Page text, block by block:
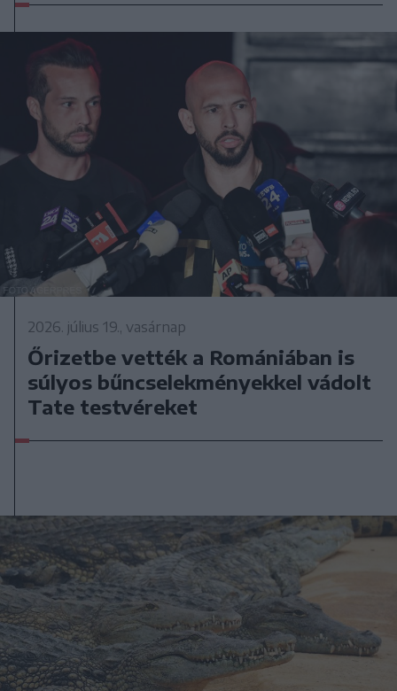
2026. július 19., vasárnap
Őrizetbe vették a Romániában is
súlyos bűncselekményekkel vádolt
Tate testvéreket